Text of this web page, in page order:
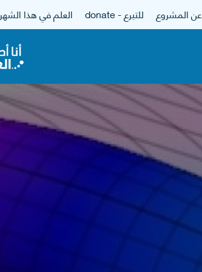
عن المشروع للتبرع - donate العلم في هذا الشهر